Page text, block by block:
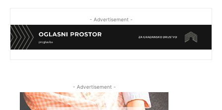
- Advertisement -
- Advertisement -